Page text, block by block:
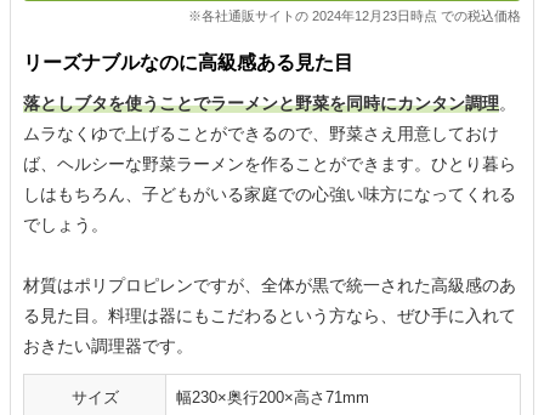
※各社通販サイトの 2024年12月23日時点 での税込価格
リーズナブルなのに高級感ある見た目
落としブタを使うことでラーメンと野菜を同時にカンタン調理。
ムラなくゆで上げることができるので、野菜さえ用意しておけ
ば、ヘルシーな野菜ラーメンを作ることができます。ひとり暮ら
しはもちろん、子どもがいる家庭での心強い味方になってくれる
でしょう。
材質はポリプロピレンですが、全体が黒で統一された高級感のあ
る見た目。料理は器にもこだわるという方なら、ぜひ手に入れて
おきたい調理器です。
サイズ 幅230×奥行200×高さ71mm